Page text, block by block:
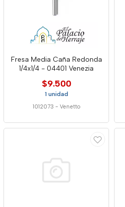
Fresa Media Caña Redonda
1/4x1/4 - 04401 Venezia
$9.500
1 unidad
1012073 - Venetto